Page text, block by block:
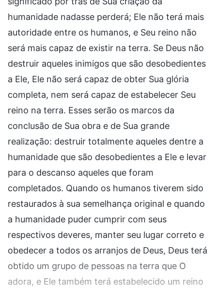
humanidade nadasse perderá; Ele não terá mais
autoridade entre os humanos, e Seu reino não
será mais capaz de existir na terra. Se Deus não
destruir aqueles inimigos que são desobedientes
a Ele, Ele não será capaz de obter Sua glória
completa, nem será capaz de estabelecer Seu
reino na terra. Esses serão os marcos da
conclusão de Sua obra e de Sua grande
realização: destruir totalmente aqueles dentre a
humanidade que são desobedientes a Ele e levar
para o descanso aqueles que foram
completados. Quando os humanos tiverem sido
restaurados à sua semelhança original e quando
a humanidade puder cumprir com seus
respectivos deveres, manter seu lugar correto e
obedecer a todos os arranjos de Deus, Deus terá
obtido um grupo de pessoas na terra que O
adora, e Ele também terá estabelecido um reino